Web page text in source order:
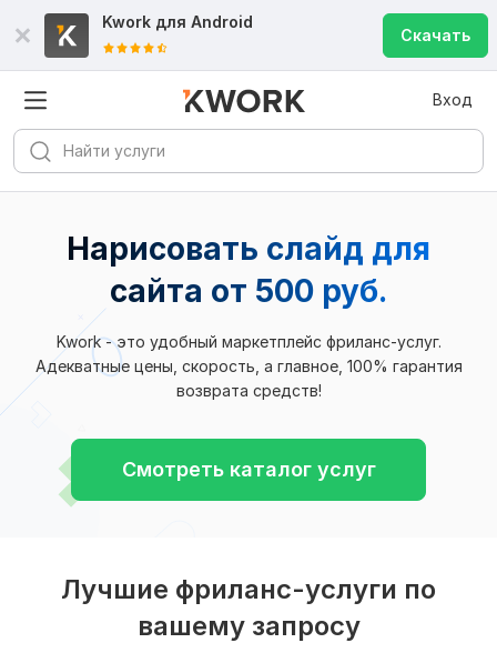
Kwork для Android
Скачать
Вход
Нарисовать слайд для
сайта от 500 руб.
Kwork - это удобный маркетплейс фриланс-услуг.
Адекватные цены, скорость, а главное, 100% гарантия
возврата средств!
Смотреть каталог услуг
Лучшие фриланс-услуги по
вашему запросу